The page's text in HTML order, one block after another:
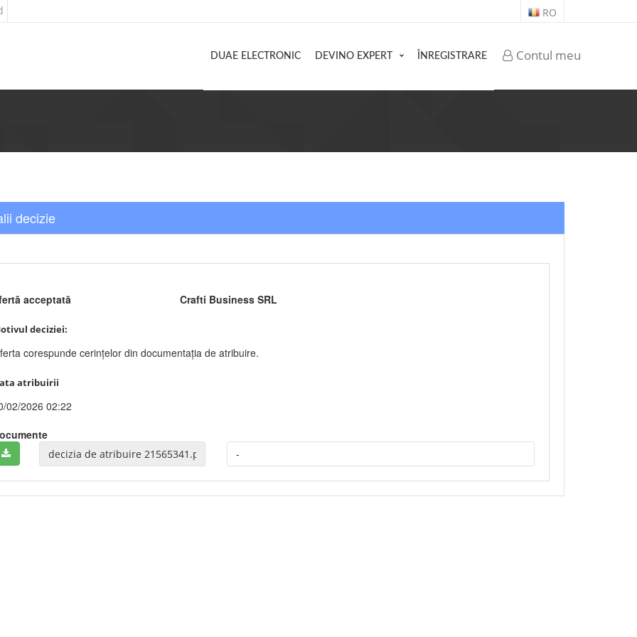
RO
Contul meu
DUAE ELECTRONIC DEVINO EXPERT ÎNREGISTRARE
decizie
acceptată Crafti Business SRL
deciziei:
corespunde cerințelor din documentația de atribuire.
atribuirii
02/2026 02:22